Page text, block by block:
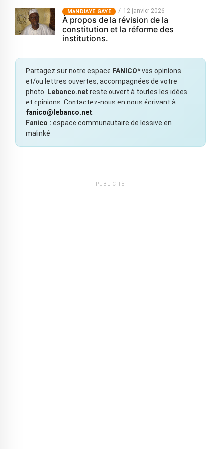
MANDIAYE GAYE 12 janvier 2026
À propos de la révision de la
constitution et la réforme des
institutions.
Partagez sur notre espace FANICO*vos opinions
et/ou lettres ouvertes, accompagnées de votre
photo.
Lebanco.net reste ouvert à toutes les idées
et opinions. Contactez-nous en nous écrivant à
fanico@lebanco.net
Fanico : espace communautaire de lessive en
malinké
PUBLICITÉ